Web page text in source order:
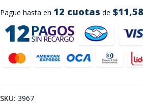
Pague hasta en 12 cuotas de $11,58
SKU: 3967